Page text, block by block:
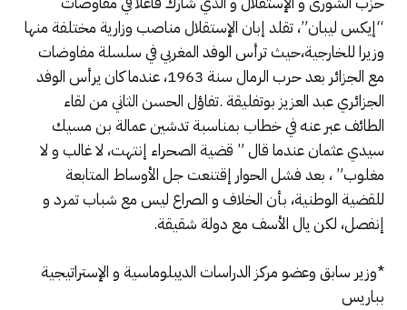
“إيكس ليبان”، تقلد إبان الإستقلال مناصب وزارية مختلفة منها
وزيرا للخارجية،حيث ترأس الوفد المغربي في سلسلة مفاوضات
مع الجزائر بعد حرب الرمال سنة 1963، عندما كان يرأس الوفد
الجزائري عبد العزيز بوتفليقة .تفاؤل الحسن الثاني من لقاء
الطائف عبر عنه في خطاب بمناسبة تدشين عمالة بن مسيك
سيدي عثمان عندما قال ” قضية الصحراء إنتهت، لا غالب و لا
مغلوب” ، بعد فشل الحوار إقتنعت جل الأوساط المتابعة
للقضية الوطنية، بأن الخلاف و الصراع ليس مع شباب تمرد و
إنفصل، لكن يال الأسف مع دولة شقيقة.
*وزير سابق وعضو مركز الدراسات الديبلوماسية و الإستراتيجية
بباريس